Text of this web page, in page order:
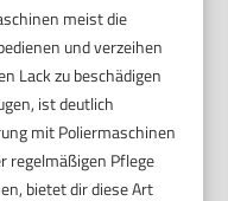
meist die
und verzeihen
Lack zu beschädigen
ist deutlich
mit Poliermaschinen
regelmäßigen Pflege
bietet dir diese Art